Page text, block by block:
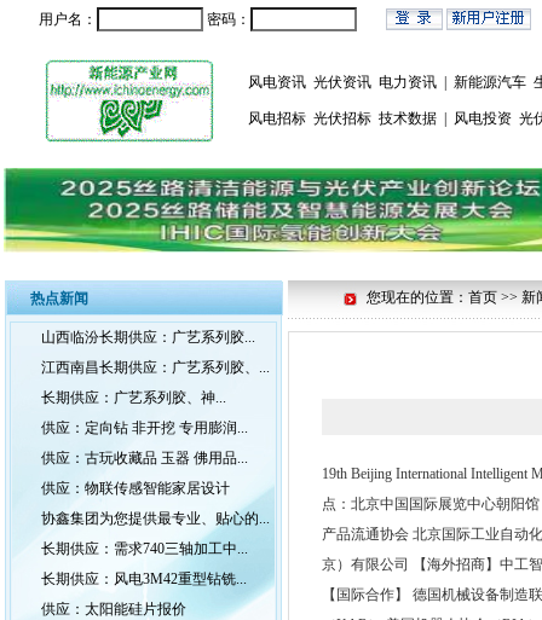
用户名： 密码：
风电资讯 光伏资讯 电力资讯 新能源汽车
风电招标 光伏招标 技术数据 风电投资 光
热点新闻
山西临汾长期供应：广艺系列胶...
江西南昌长期供应：广艺系列胶、...
长期供应：广艺系列胶、神...
供应：定向钻 非开挖 专用膨润...
供应：古玩收藏品 玉器 佛用品...
供应：物联传感智能家居设计
协鑫集团为您提供最专业、贴心的...
长期供应：需求740三轴加工中...
长期供应：风电3M42重型钻铣...
供应：太阳能硅片报价
您现在的位置：首页 >> 新
19th Beijing International Intelligent
点：北京中国国际展览中心朝阳馆
产品流通协会 北京国际工业自动
京）有限公司 【海外招商】中工
【国际合作】 德国机械设备制